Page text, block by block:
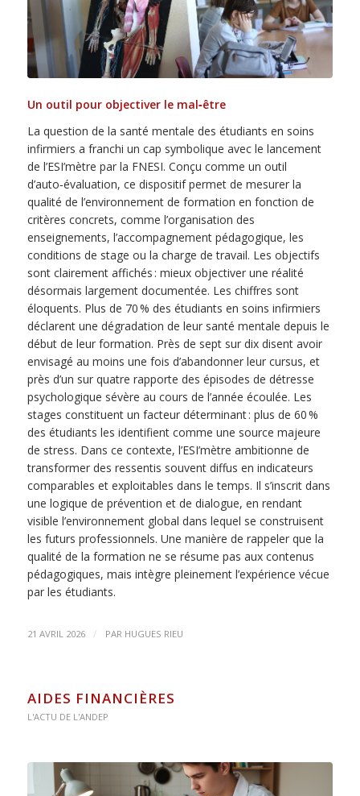
Un outil pour objectiver le mal‑être
La question de la santé mentale des étudiants en soins
infirmiers a franchi un cap symbolique avec le lancement
de l’ESI’mètre par la FNESI. Conçu comme un outil
d’auto‑évaluation, ce dispositif permet de mesurer la
qualité de l’environnement de formation en fonction de
critères concrets, comme l’organisation des
enseignements, l’accompagnement pédagogique, les
conditions de stage ou la charge de travail. Les objectifs
sont clairement affichés : mieux objectiver une réalité
désormais largement documentée. Les chiffres sont
éloquents. Plus de 70 % des étudiants en soins infirmiers
déclarent une dégradation de leur santé mentale depuis le
début de leur formation. Près de sept sur dix disent avoir
envisagé au moins une fois d’abandonner leur cursus, et
près d’un sur quatre rapporte des épisodes de détresse
psychologique sévère au cours de l’année écoulée. Les
stages constituent un facteur déterminant : plus de 60 %
des étudiants les identifient comme une source majeure
de stress. Dans ce contexte, l’ESI’mètre ambitionne de
transformer des ressentis souvent diffus en indicateurs
comparables et exploitables dans le temps. Il s’inscrit dans
une logique de prévention et de dialogue, en rendant
visible l’environnement global dans lequel se construisent
les futurs professionnels. Une manière de rappeler que la
qualité de la formation ne se résume pas aux contenus
pédagogiques, mais intègre pleinement l’expérience vécue
par les étudiants.
21 AVRIL 2026 / PAR HUGUES RIEU
AIDES FINANCIÈRES
L'ACTU DE L'ANDEP